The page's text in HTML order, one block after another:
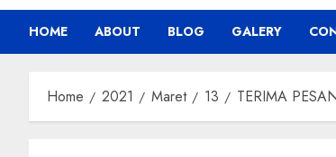
HOME ABOUT BLOG GALERY
Home 2021 Maret 13 TERIMA